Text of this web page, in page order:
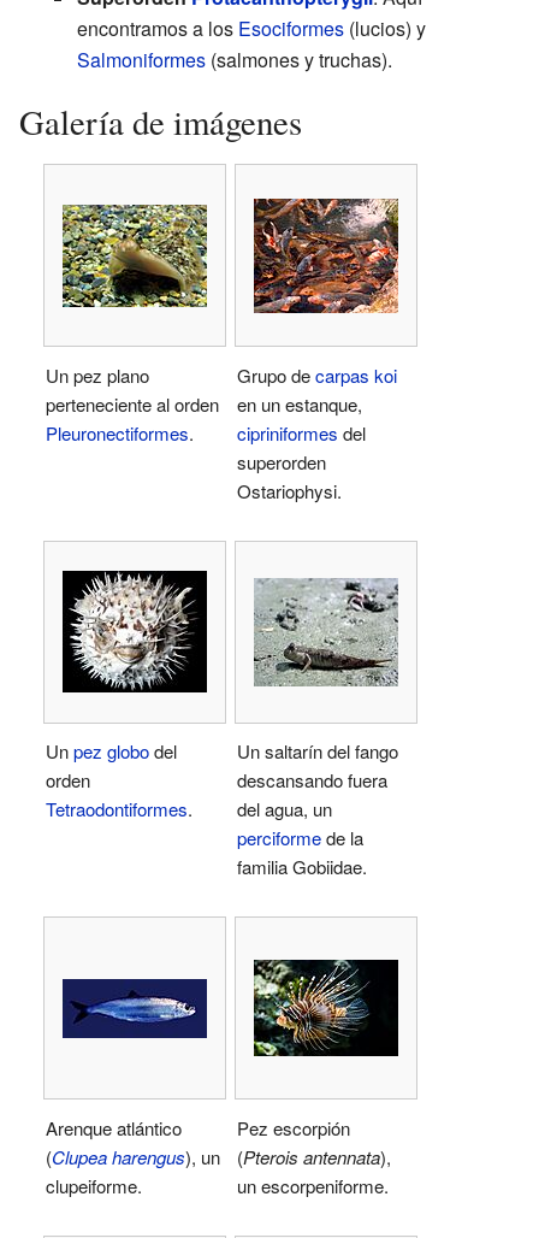
encontramos a los Esociformes (lucios) y
Salmoniformes (salmones y truchas).
Galería de imágenes
Un pez plano
perteneciente al orden
Pleuronectiformes.
Grupo decarpas koi
en un estanque,
cipriniformes del
superorden
Ostariophysi.
Unpez globodel
orden
Tetraodontiformes.
Un saltarín del fango
descansando fuera
del agua, un
perciformede la
familia Gobiidae.
Arenque atlántico
(Clupea harengus), un
clupeiforme.
Pez escorpión
(Pterois antennata),
un escorpeniforme.